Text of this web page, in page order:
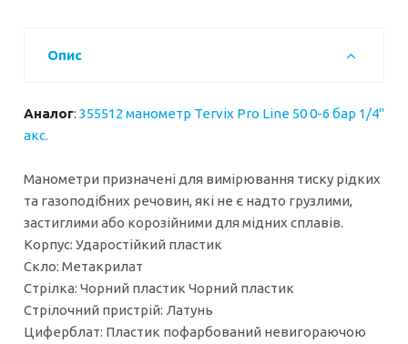
Опис
Аналог: 355512 манометр Tervix Pro Line 50 0-6 бар 1/4"
акс.
Манометри призначені для вимірювання тиску рідких
та газоподібних речовин, які не є надто грузлими,
застиглими або корозійними для мідних сплавів.
Корпус: Ударостійкий пластик
Скло: Метакрилат
Стрілка: Чорний пластик Чорний пластик
Стрілочний пристрій: Латунь
Циферблат: Пластик пофарбований невигораючою